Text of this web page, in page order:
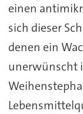
einen
sich dieser
denen ein
unerwünscht